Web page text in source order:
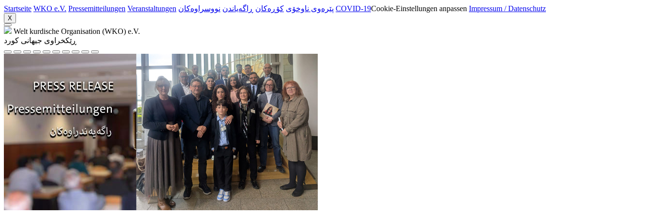
Startseite WKO e.V. Pressemitteilungen Veranstaltungen پێرەوی ناوخۆی کۆڕەکان ڕاگەیاندن نووسراوه‌کان COVID-19Cookie-Einstellungen anpassen Impressum / Datenschutz
X
Welt kurdische Organisation (WKO) e.V.
ڕێکخراوی جیهانی کورد